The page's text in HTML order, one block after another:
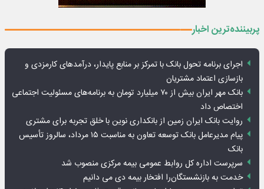
پربیننده‌ترین اخبار
اجرای برنامه تحول بانک با تمرکز بر منابع پایدار، درآمدهای کارمزدی و
بازسازی اعتماد مشتریان
بانک مهر ایران بیش از ۷۰ میلیارد تومان به برنامه‌های مسئولیت اجتماعی
اختصاص داد
روایت بانک ایران زمین از بانکداری نوین با خلق تجربه برای مشتری
پیام مدیرعامل بانک توسعه تعاون به مناسبت ۱۵ مرداد، سالروز تأسیس
بانک
سرپرست اداره کل روابط عمومی بیمه مرکزی منصوب شد
خدمت به بازنشستگان‌را افتخار بیمه دی می دانیم